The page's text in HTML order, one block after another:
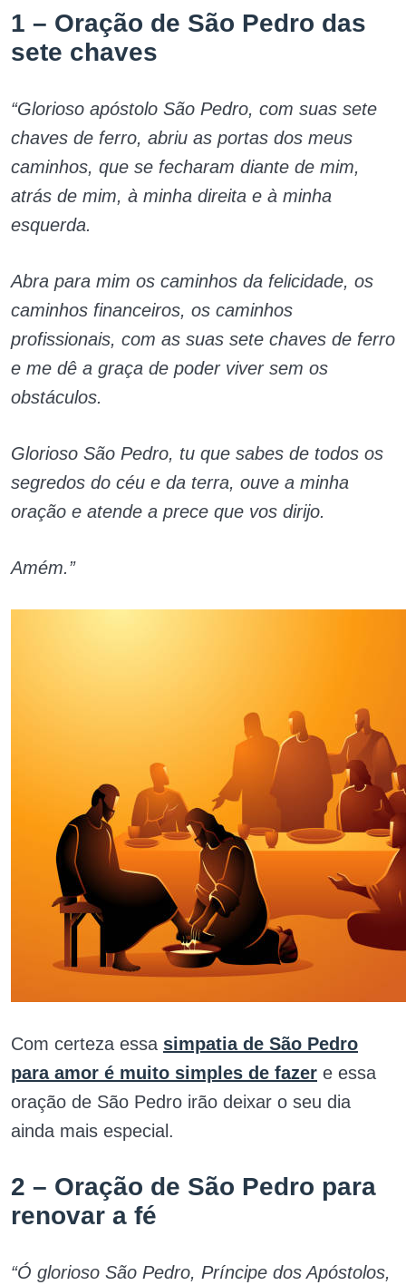
1 – Oração de São Pedro das
sete chaves
“Glorioso apóstolo São Pedro, com suas sete
chaves de ferro, abriu as portas dos meus
caminhos, que se fecharam diante de mim,
atrás de mim, à minha direita e à minha
esquerda.
Abra para mim os caminhos da felicidade, os
caminhos financeiros, os caminhos
profissionais, com as suas sete chaves de ferro
e me dê a graça de poder viver sem os
obstáculos.
Glorioso São Pedro, tu que sabes de todos os
segredos do céu e da terra, ouve a minha
oração e atende a prece que vos dirijo.
Amém.”
Com certeza essa simpatia de São Pedro
para amor é muito simples de fazer e essa
oração de São Pedro irão deixar o seu dia
ainda mais especial.
2 – Oração de São Pedro para
renovar a fé
“Ó glorioso São Pedro, Príncipe dos Apóstolos,